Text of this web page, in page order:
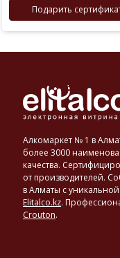
Подарить
Алкомаркет № 1 в
более 3000
качества.
от производителей.
в Алматы с
Elitalco.kz.
Crouton.